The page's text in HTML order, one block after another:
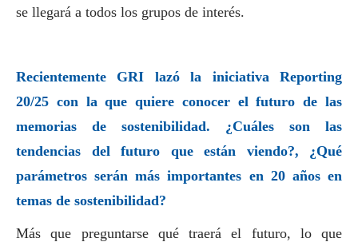
se llegará a todos los grupos de interés.
Recientemente GRI lazó la iniciativa Reporting
20/25 con la que quiere conocer el futuro de las
memorias de sostenibilidad. ¿Cuáles son las
tendencias del futuro que están viendo?, ¿Qué
parámetros serán más importantes en 20 años en
temas de sostenibilidad?
Más que preguntarse qué traerá el futuro, lo que